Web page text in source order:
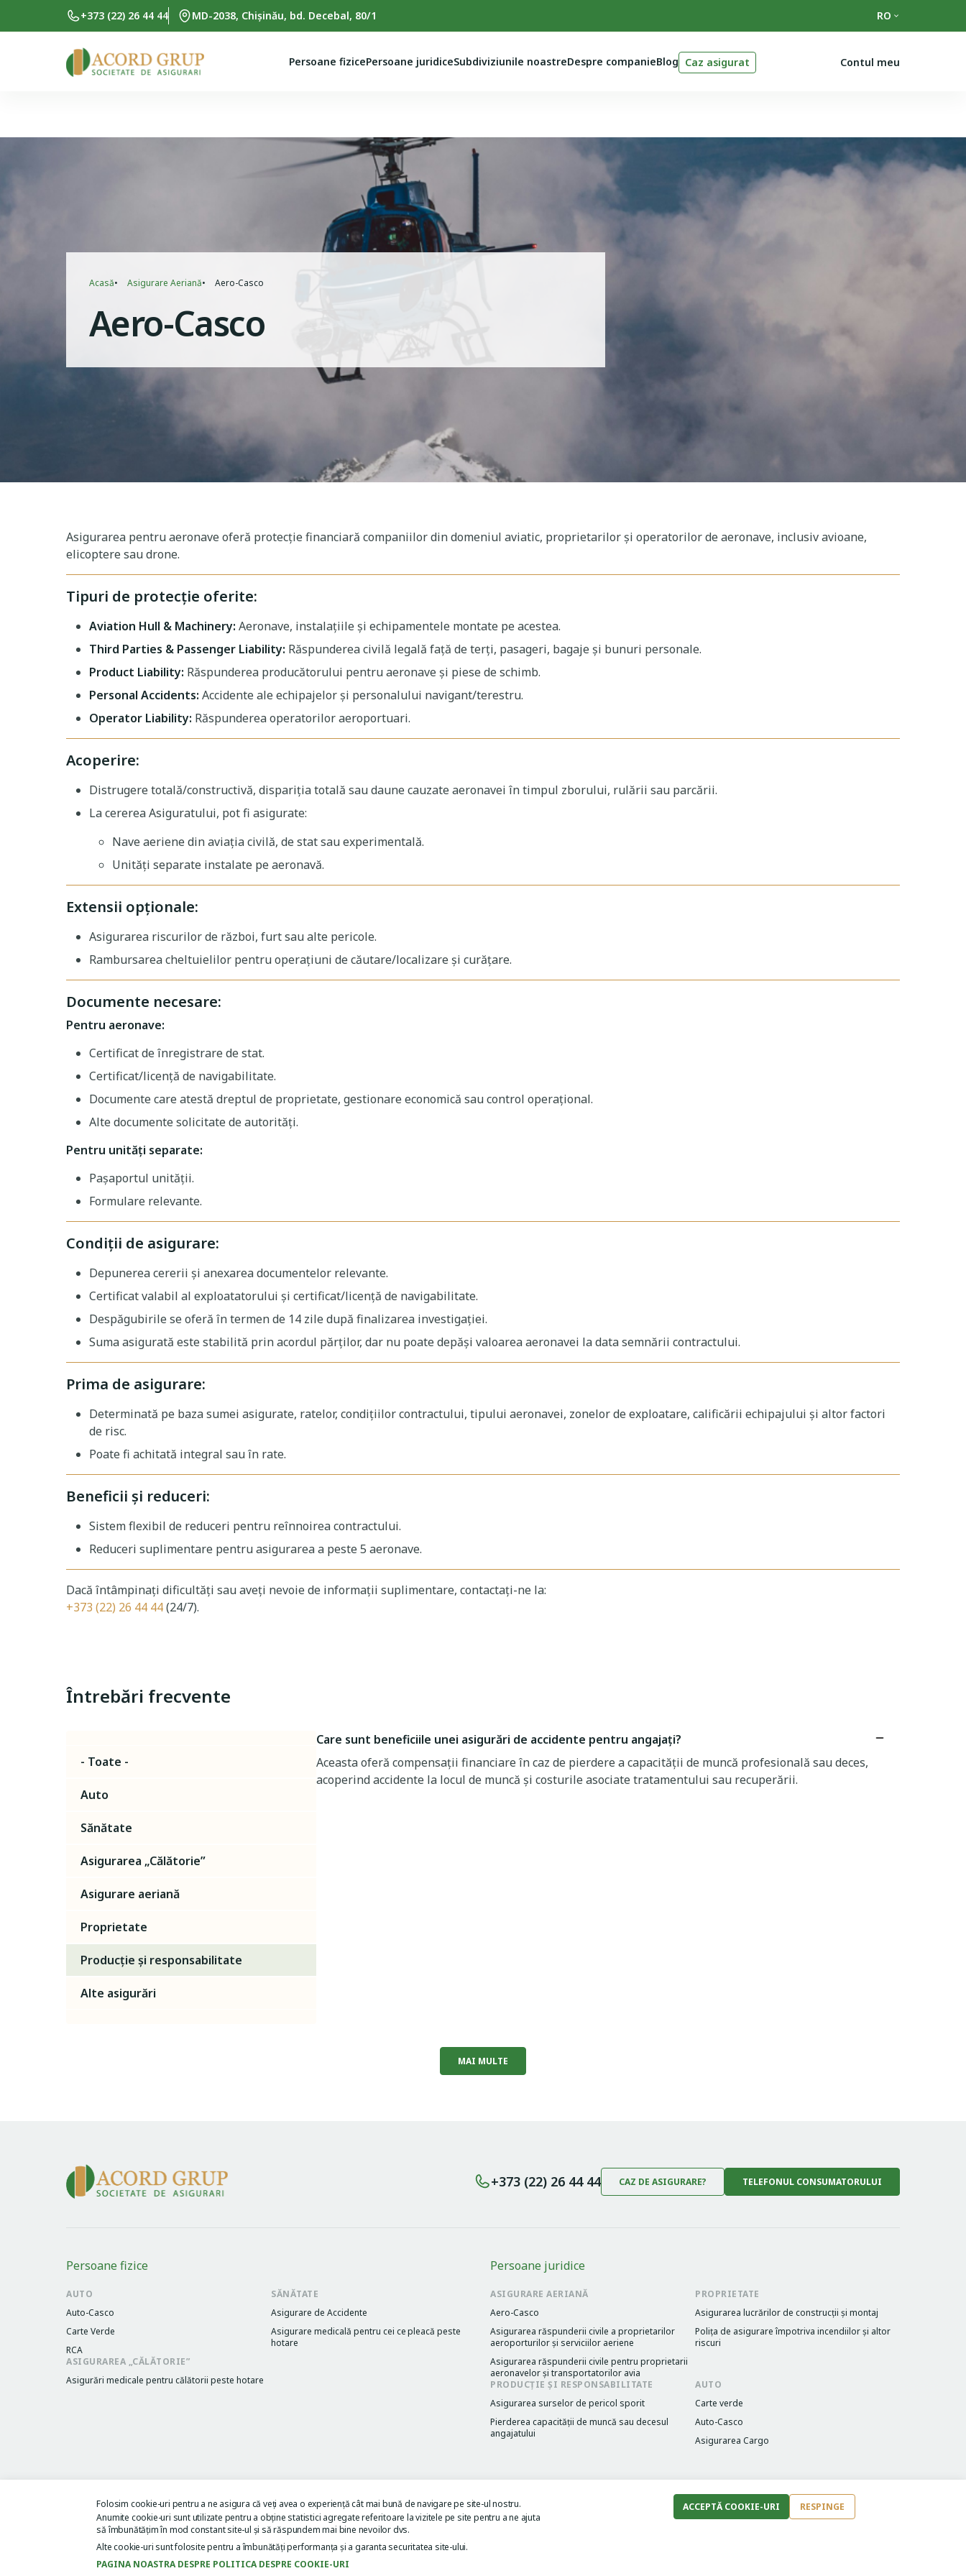
Skip to main content+373 (22) 26 44 44 MD-2038, Chișinău, bd. Decebal, 80/1 RO
Persoane fizicePersoane juridiceSubdiviziunile noastreDespre companieBlog Caz asigurat Contul meu
Breadcrumb
Acasă Asigurare Aeriană Aero-Casco
Aero-Casco
Asigurarea pentru aeronave oferă protecție financiară companiilor din domeniul aviatic, proprietarilor și operatorilor de aeronave, inclusiv avioane,
elicoptere sau drone.
Tipuri de protecție oferite:
Aviation Hull & Machinery: Aeronave, instalațiile și echipamentele montate pe acestea.
Third Parties & Passenger Liability: Răspunderea civilă legală față de terți, pasageri, bagaje și bunuri personale.
Product Liability: Răspunderea producătorului pentru aeronave și piese de schimb.
Personal Accidents: Accidente ale echipajelor și personalului navigant/terestru.
Operator Liability: Răspunderea operatorilor aeroportuari.
Acoperire:
Distrugere totală/constructivă, dispariția totală sau daune cauzate aeronavei în timpul zborului, rulării sau parcării.
La cererea Asiguratului, pot fi asigurate:
Nave aeriene din aviația civilă, de stat sau experimentală.
Unități separate instalate pe aeronavă.
Extensii opționale:
Asigurarea riscurilor de război, furt sau alte pericole.
Rambursarea cheltuielilor pentru operațiuni de căutare/localizare și curățare.
Documente necesare:
Pentru aeronave:
Certificat de înregistrare de stat.
Certificat/licență de navigabilitate.
Documente care atestă dreptul de proprietate, gestionare economică sau control operațional.
Alte documente solicitate de autorități.
Pentru unități separate:
Pașaportul unității.
Formulare relevante.
Condiții de asigurare:
Depunerea cererii și anexarea documentelor relevante.
Certificat valabil al exploatatorului și certificat/licență de navigabilitate.
Despăgubirile se oferă în termen de 14 zile după finalizarea investigației.
Suma asigurată este stabilită prin acordul părților, dar nu poate depăși valoarea aeronavei la data semnării contractului.
Prima de asigurare:
Determinată pe baza sumei asigurate, ratelor, condițiilor contractului, tipului aeronavei, zonelor de exploatare, calificării echipajului și altor factori
de risc.
Poate fi achitată integral sau în rate.
Beneficii și reduceri:
Sistem flexibil de reduceri pentru reînnoirea contractului.
Reduceri suplimentare pentru asigurarea a peste 5 aeronave.
Dacă întâmpinați dificultăți sau aveți nevoie de informații suplimentare, contactați-ne la:
+373 (22) 26 44 44(24/7).
Întrebări frecvente
- Toate -
Auto
Sănătate
Asigurarea „Călătorie”
Asigurare aeriană
Proprietate
Producție și responsabilitate
Alte asigurări
Care sunt beneficiile unei asigurări de accidente pentru angajați?
Aceasta oferă compensații financiare în caz de pierdere a capacității de muncă profesională sau deces,
acoperind accidente la locul de muncă și costurile asociate tratamentului sau recuperării.
MAI MULTE
+373 (22) 26 44 44 CAZ DE ASIGURARE? TELEFONUL CONSUMATORULUI
Persoane fizice
AUTO
Auto-Casco
Carte Verde
RCA
SĂNĂTATE
Asigurare de Accidente
Asigurare medicală pentru cei cе pleacă peste
hotare
ASIGURAREA „CĂLĂTORIE”
Asigurări medicale pentru călătorii peste hotare
Persoane juridice
ASIGURARE AERIANĂ
Aero-Casco
Asigurarea răspunderii civile a proprietarilor
aeroporturilor și serviciilor aeriene
Asigurarea răspunderii civile pentru proprietarii
aeronavelor și transportatorilor avia
PROPRIETATE
Asigurarea lucrărilor de construcții și montaj
Poliţa de asigurare împotriva incendiilor și altor
riscuri
PRODUCȚIE ȘI RESPONSABILITATE
Asigurarea surselor de pericol sporit
Pierderea capacităţii de muncă sau decesul
angajatului
AUTO
Carte verde
Auto-Casco
Asigurarea Cargo
Legacy menu
Termeni și condiții Politica de confidențialitate Acordul de utilizare al site-ului Image Image
Copyright © 2025 ACORD GRUP. Toate drepturile rezervate.
Folosim cookie-uri pentru a ne asigura că veți avea o experiență cât mai bună de navigare pe site-ul nostru.
Anumite cookie-uri sunt utilizate pentru a obține statistici agregate referitoare la vizitele pe site pentru a ne ajuta
să îmbunătățim în mod constant site-ul și să răspundem mai bine nevoilor dvs.
Alte cookie-uri sunt folosite pentru a îmbunătăți performanța și a garanta securitatea site-ului.
PAGINA NOASTRA DESPRE POLITICA DESPRE COOKIE-URI
ACCEPTĂ COOKIE-URI RESPINGE